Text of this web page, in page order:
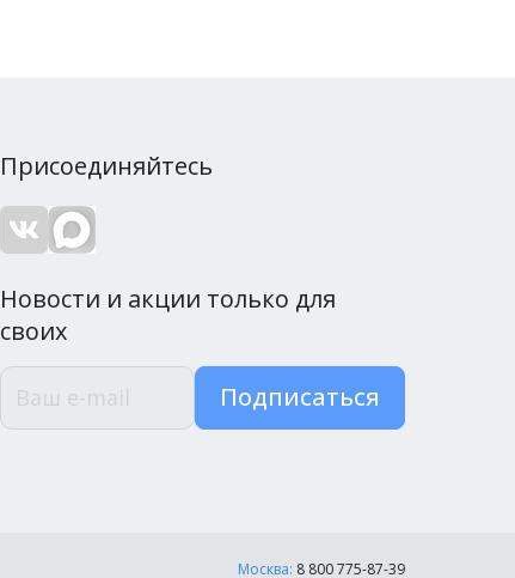
Присоединяйтесь
Новости и акции только для
своих
Подписаться
Москва: 8 800 775-87-39